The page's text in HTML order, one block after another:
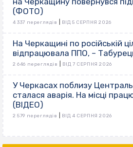
(ФОТО)
4 337 переглядів ВІД 5 СЕРПНЯ 2026
На Черкащині по російській
відпрацювала ППО, –
2 646 переглядів ВІД 7 СЕРПНЯ 2026
У Черкасах поблизу
сталася аварія. На місці
(ВІДЕО)
2 579 переглядів ВІД 4 СЕРПНЯ 2026